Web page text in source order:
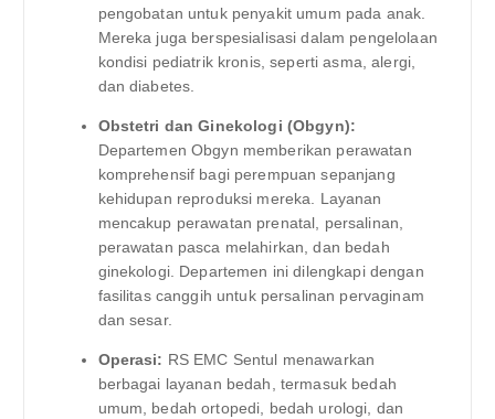
pengobatan untuk penyakit umum pada anak.
Mereka juga berspesialisasi dalam pengelolaan
kondisi pediatrik kronis, seperti asma, alergi,
dan diabetes.
Obstetri dan Ginekologi (Obgyn):
Departemen Obgyn memberikan perawatan
komprehensif bagi perempuan sepanjang
kehidupan reproduksi mereka. Layanan
mencakup perawatan prenatal, persalinan,
perawatan pasca melahirkan, dan bedah
ginekologi. Departemen ini dilengkapi dengan
fasilitas canggih untuk persalinan pervaginam
dan sesar.
Operasi: RS EMC Sentul menawarkan
berbagai layanan bedah, termasuk bedah
umum, bedah ortopedi, bedah urologi, dan